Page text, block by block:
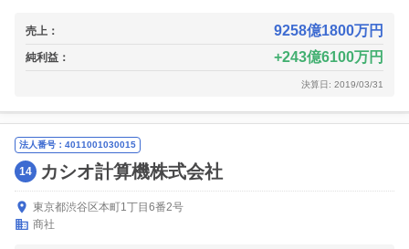
売上： 9258億1800万円
純利益： 243億6100万円
決算日: 2019/03/31
法人番号：4011001030015
14 カシオ計算機株式会社
東京都渋谷区本町1丁目6番2号
商社